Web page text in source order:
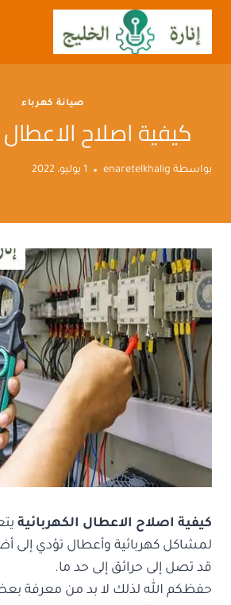
التجاوز
المحتوى
صيانة كهرباء
كيفية اصلاح الاعطال
بواسطة enaretelkhalig 1 يوليو، 2022
كيفية اصلاح الاعطال الكهربائية
لمشاكل كهربائية وأعطال تؤدي إلى
قد تصل إلى حرائق إلى حد ما.
حفظكم الله لذلك لا بد من معرفة